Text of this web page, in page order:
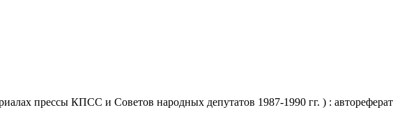
прессы КПСС и Советов народных депутатов 1987-1990 гг. ) : автореферат